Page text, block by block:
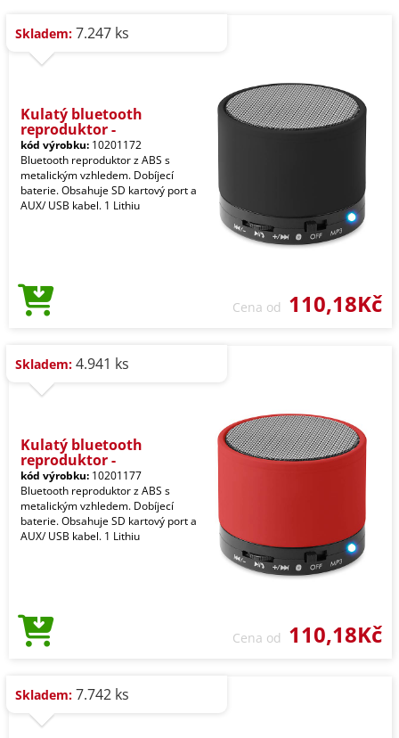
Skladem: 7.247 ks
Kulatý bluetooth
reproduktor -
kód výrobku: 10201172
Bluetooth reproduktor z ABS s
metalickým vzhledem. Dobíjecí
baterie. Obsahuje SD kartový port a
AUX/ USB kabel. 1 Lithiu
Cena od 110,18Kč
Skladem: 4.941 ks
Kulatý bluetooth
reproduktor -
kód výrobku: 10201177
Bluetooth reproduktor z ABS s
metalickým vzhledem. Dobíjecí
baterie. Obsahuje SD kartový port a
AUX/ USB kabel. 1 Lithiu
Cena od 110,18Kč
Skladem: 7.742 ks